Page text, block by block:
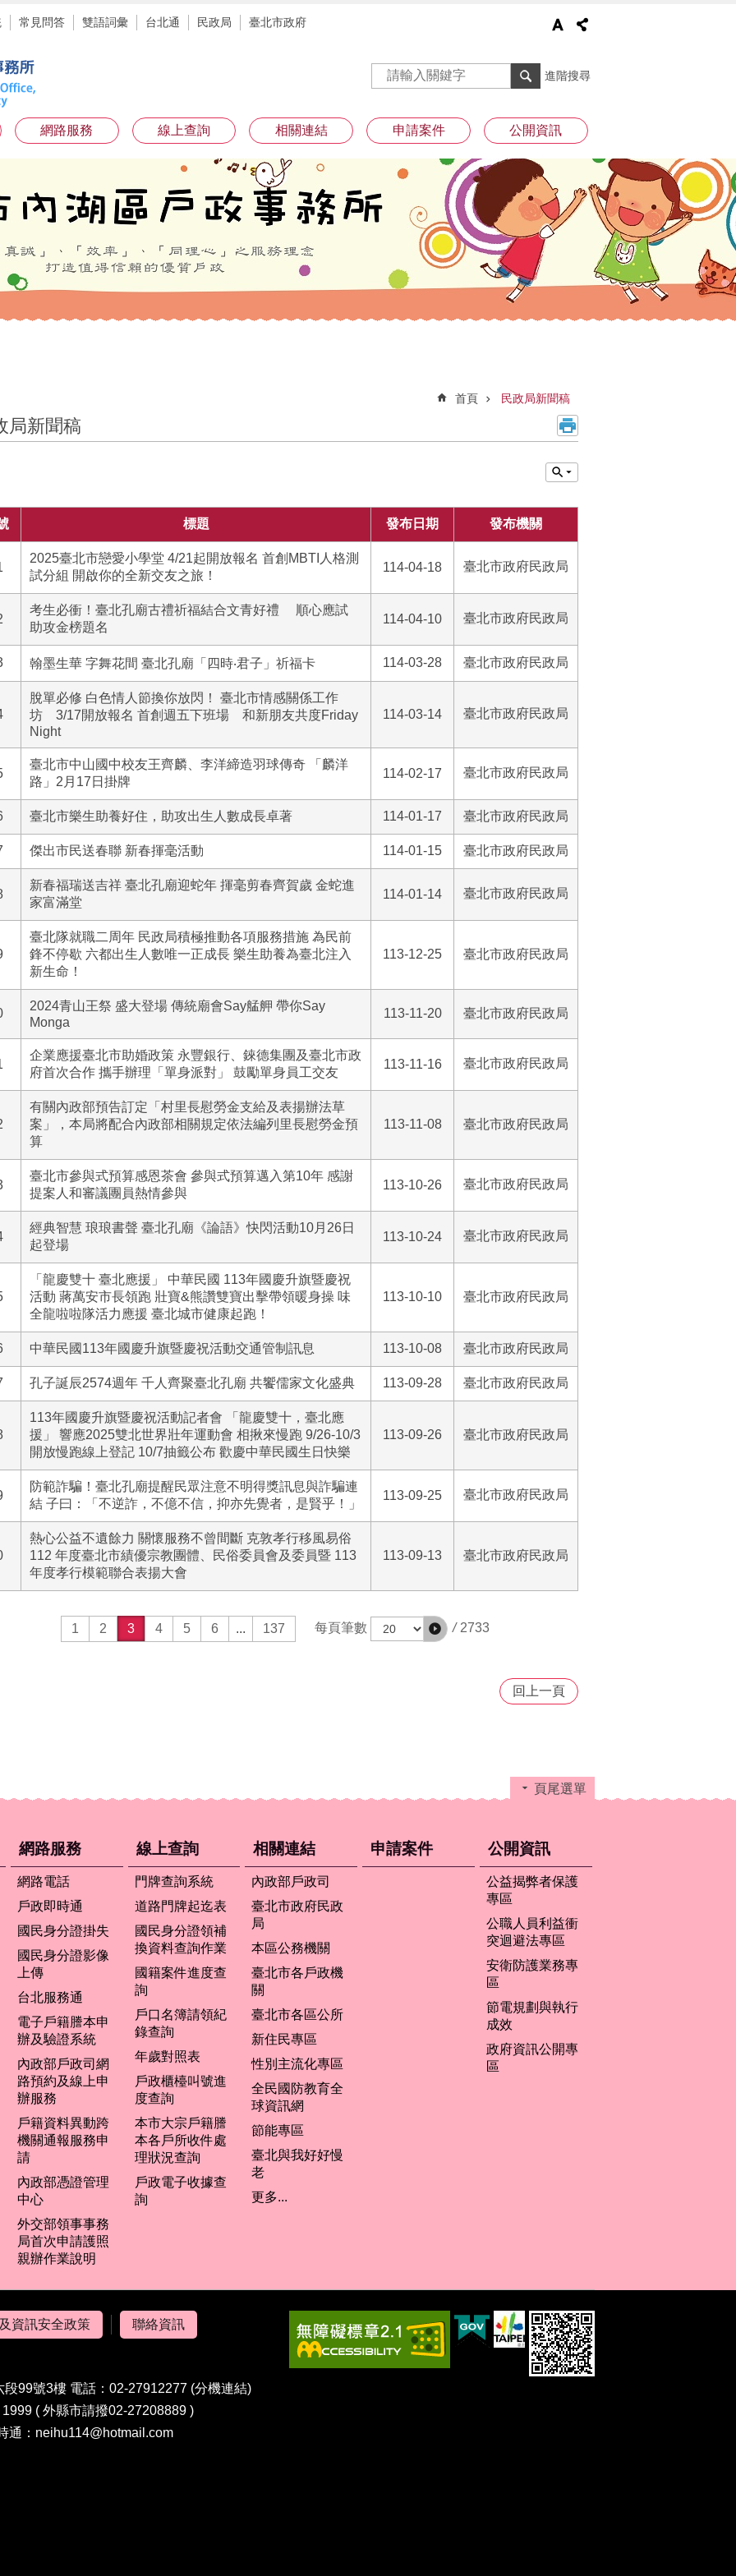
常見問答 雙語詞彙 台北通 民政局 臺北市政府
進階搜尋
網路服務 線上查詢 相關連結 申請案件 公開資訊
首頁 民政局新聞稿
局新聞稿
標題 發布日期 發布機關
2025臺北市戀愛小學堂 4/21起開放報名 首創MBTI人格測
試分組 開啟你的全新交友之旅！
114-04-18 臺北市政府民政局
考生必衝！臺北孔廟古禮祈福結合文青好禮 順心應試
助攻金榜題名
114-04-10 臺北市政府民政局
翰墨生華 字舞花間 臺北孔廟「四時‧君子」祈福卡 114-03-28 臺北市政府民政局
脫單必修 白色情人節換你放閃！ 臺北市情感關係工作
坊 3/17開放報名 首創週五下班場 和新朋友共度Friday
Night
114-03-14 臺北市政府民政局
臺北市中山國中校友王齊麟、李洋締造羽球傳奇 「麟洋
路」2月17日掛牌
114-02-17 臺北市政府民政局
臺北市樂生助養好住，助攻出生人數成長卓著 114-01-17 臺北市政府民政局
傑出市民送春聯 新春揮毫活動 114-01-15 臺北市政府民政局
新春福瑞送吉祥 臺北孔廟迎蛇年 揮毫剪春齊賀歲 金蛇進
家富滿堂
114-01-14 臺北市政府民政局
臺北隊就職二周年 民政局積極推動各項服務措施 為民前
鋒不停歇 六都出生人數唯一正成長 樂生助養為臺北注入
新生命！
113-12-25 臺北市政府民政局
2024青山王祭 盛大登場 傳統廟會Say艋舺 帶你Say
Monga
113-11-20 臺北市政府民政局
企業應援臺北市助婚政策 永豐銀行、錸德集團及臺北市政
府首次合作 攜手辦理「單身派對」 鼓勵單身員工交友
113-11-16 臺北市政府民政局
有關內政部預告訂定「村里長慰勞金支給及表揚辦法草
案」，本局將配合內政部相關規定依法編列里長慰勞金預
算
113-11-08 臺北市政府民政局
臺北市參與式預算感恩茶會 參與式預算邁入第10年 感謝
提案人和審議團員熱情參與
113-10-26 臺北市政府民政局
經典智慧 琅琅書聲 臺北孔廟《論語》快閃活動10月26日
起登場
113-10-24 臺北市政府民政局
「龍慶雙十 臺北應援」 中華民國 113年國慶升旗暨慶祝
活動 蔣萬安市長領跑 壯寶&熊讚雙寶出擊帶領暖身操 味
全龍啦啦隊活力應援 臺北城市健康起跑！
113-10-10 臺北市政府民政局
中華民國113年國慶升旗暨慶祝活動交通管制訊息 113-10-08 臺北市政府民政局
孔子誕辰2574週年 千人齊聚臺北孔廟 共饗儒家文化盛典 113-09-28 臺北市政府民政局
113年國慶升旗暨慶祝活動記者會 「龍慶雙十，臺北應
援」 響應2025雙北世界壯年運動會 相揪來慢跑 9/26-10/3
開放慢跑線上登記 10/7抽籤公布 歡慶中華民國生日快樂
113-09-26 臺北市政府民政局
防範詐騙！臺北孔廟提醒民眾注意不明得獎訊息與詐騙連
結 子曰：「不逆詐，不億不信，抑亦先覺者，是賢乎！」
113-09-25 臺北市政府民政局
熱心公益不遺餘力 關懷服務不曾間斷 克敦孝行移風易俗
112 年度臺北市績優宗教團體、民俗委員會及委員暨 113
年度孝行模範聯合表揚大會
113-09-13 臺北市政府民政局
1 2 3 4 5 6 ... 137 每頁筆數 / 2733
回上一頁
頁尾選單
網路服務
網路電話
戶政即時通
國民身分證掛失
國民身分證影像
上傳
台北服務通
電子戶籍謄本申
辦及驗證系統
內政部戶政司網
路預約及線上申
辦服務
戶籍資料異動跨
機關通報服務申
請
內政部憑證管理
中心
外交部領事事務
局首次申請護照
親辦作業說明
線上查詢
門牌查詢系統
道路門牌起迄表
國民身分證領補
換資料查詢作業
國籍案件進度查
詢
戶口名簿請領紀
錄查詢
年歲對照表
戶政櫃檯叫號進
度查詢
本市大宗戶籍謄
本各戶所收件處
理狀況查詢
戶政電子收據查
詢
相關連結
內政部戶政司
臺北市政府民政
局
本區公務機關
臺北市各戶政機
關
臺北市各區公所
新住民專區
性別主流化專區
全民國防教育全
球資訊網
節能專區
臺北與我好好慢
老
更多...
申請案件 公開資訊
公益揭弊者保護
專區
公職人員利益衝
突迴避法專區
安衛防護業務專
區
節電規劃與執行
成效
政府資訊公開專
區
資訊安全政策 聯絡資訊
99號3樓 電話：02-27912277 (分機連結)
( 外縣市請撥02-27208889 )
通：neihu114@hotmail.com